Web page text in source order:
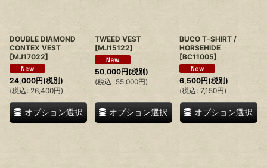
DOUBLE DIAMOND
CONTEX VEST
[MJ17022]
24,000円(税別)
(税込 : 26,400円)
オプション選択
TWEED VEST
[MJ15122]
50,000円(税別)
(税込 : 55,000円)
オプション選択
BUCO T-SHIRT /
HORSEHIDE
[BC11005]
6,500円(税別)
(税込 : 7,150円)
オプション選択